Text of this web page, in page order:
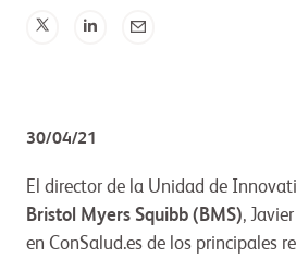
30/04/21
El director de la Unidad de
Bristol Myers Squibb (BMS),
en ConSalud.es de los principales